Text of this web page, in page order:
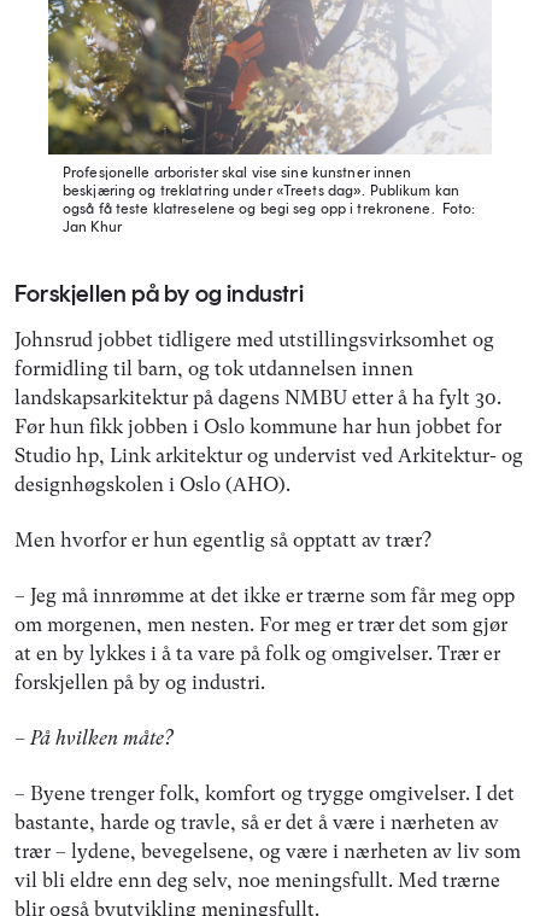
Profesjonelle arborister skal vise sine kunstner innen
beskjæring og treklatring under «Treets dag». Publikum kan
også få teste klatreselene og begi seg opp i trekronene.
Foto:
Jan Khur
Forskjellen på by og industri
Johnsrud jobbet tidligere med utstillingsvirksomhet og
formidling til barn, og tok utdannelsen innen
landskapsarkitektur på dagens NMBU etter å ha fylt 30.
Før hun fikk jobben i Oslo kommune har hun jobbet for
Studio hp, Link arkitektur og undervist ved Arkitektur- og
designhøgskolen i Oslo (AHO).
Men hvorfor er hun egentlig så opptatt av trær?
– Jeg må innrømme at det ikke er trærne som får meg opp
om morgenen, men nesten. For meg er trær det som gjør
at en by lykkes i å ta vare på folk og omgivelser. Trær er
forskjellen på by og industri.
– På hvilken måte?
– Byene trenger folk, komfort og trygge omgivelser. I det
bastante, harde og travle, så er det å være i nærheten av
trær – lydene, bevegelsene, og være i nærheten av liv som
vil bli eldre enn deg selv, noe meningsfullt. Med trærne
blir også byutvikling meningsfullt.